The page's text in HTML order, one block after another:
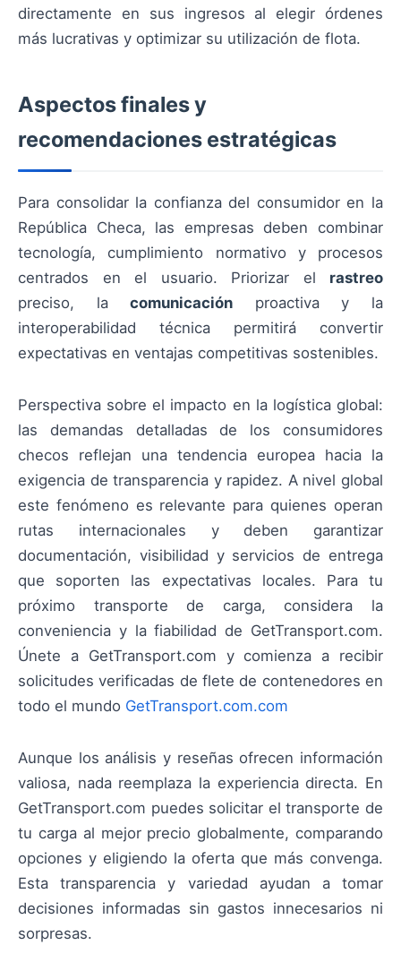
directamente en sus ingresos al elegir órdenes
más lucrativas y optimizar su utilización de flota.
Aspectos finales y
recomendaciones estratégicas
Para consolidar la confianza del consumidor en la
República Checa, las empresas deben combinar
tecnología, cumplimiento normativo y procesos
centrados en el usuario. Priorizar el rastreo
preciso, lacomunicación proactiva y la
interoperabilidad técnica permitirá convertir
expectativas en ventajas competitivas sostenibles.
Perspectiva sobre el impacto en la logística global:
las demandas detalladas de los consumidores
checos reflejan una tendencia europea hacia la
exigencia de transparencia y rapidez. A nivel global
este fenómeno es relevante para quienes operan
rutas internacionales y deben garantizar
documentación, visibilidad y servicios de entrega
que soporten las expectativas locales. Para tu
próximo transporte de carga, considera la
conveniencia y la fiabilidad de GetTransport.com.
Únete a GetTransport.com y comienza a recibir
solicitudes verificadas de flete de contenedores en
todo el mundo GetTransport.com.com
Aunque los análisis y reseñas ofrecen información
valiosa, nada reemplaza la experiencia directa. En
GetTransport.com puedes solicitar el transporte de
tu carga al mejor precio globalmente, comparando
opciones y eligiendo la oferta que más convenga.
Esta transparencia y variedad ayudan a tomar
decisiones informadas sin gastos innecesarios ni
sorpresas.